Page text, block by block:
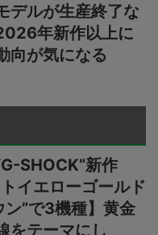
デルが生産終了な
年新作以上に
向が気になる
SHOCK”新作
トイエローゴールド
ン”で3機種】黄金
をテーマにし